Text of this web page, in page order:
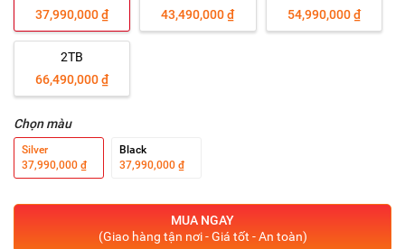
37,990,000 ₫
43,490,000 ₫
54,990,000 ₫
2TB
66,490,000 ₫
Chọn màu
Silver
37,990,000 ₫
Black
37,990,000 ₫
MUA NGAY
(Giao hàng tận nơi - Giá tốt - An toàn)